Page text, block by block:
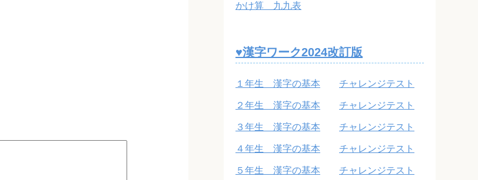
かけ算 九九表
♥漢字ワーク2024改訂版
１年生 漢字の基本 チャレンジテスト
２年生 漢字の基本 チャレンジテスト
３年生 漢字の基本 チャレンジテスト
４年生 漢字の基本 チャレンジテスト
５年生 漢字の基本 チャレンジテスト